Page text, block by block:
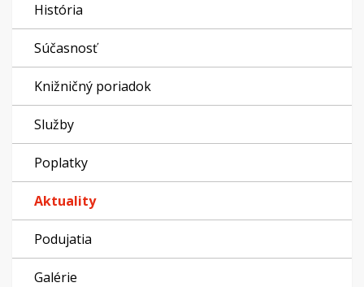
História
Súčasnosť
Knižničný poriadok
Služby
Poplatky
Aktuality
Podujatia
Galérie